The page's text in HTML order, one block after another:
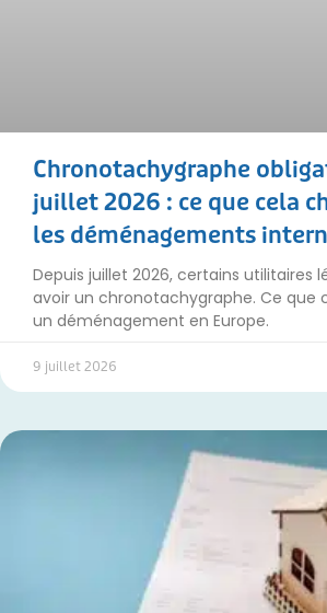
Chronotachygraphe
juillet 2026 : ce que cela
les déménagements
Depuis juillet 2026, certains utilitaires
avoir un chronotachygraphe. Ce que
un déménagement en Europe.
9 juillet 2026